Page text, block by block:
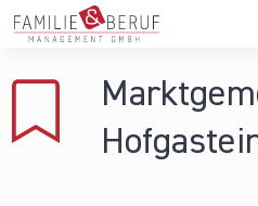
Direkt zum Inhalt
Gemeinden